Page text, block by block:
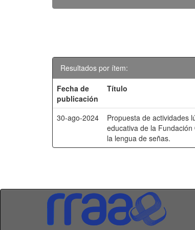
Resultados por ítem:
Fecha de
publicación
Título
30-ago-2024
Propuesta de actividades
educativa de la
la lengua de señas.